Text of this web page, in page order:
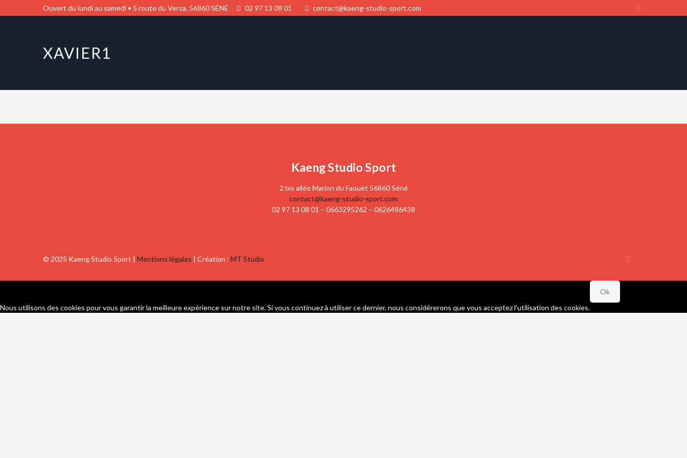
Ouvert du lundi au samedi • 5 route du Versa, 56860 SÉNÉ 02 97 13 08 01 contact@kaeng-studio-sport.com
XAVIER1
Kaeng Studio Sport
2 bis allée Marion du Faouët 56860 Séné
contact@kaeng-studio-sport.com
02 97 13 08 01 – 0663295262 – 0626486438
© 2025 Kaeng Studio Sport | Mentions légales | Création : MT Studio
Nous utilisons des cookies pour vous garantir la meilleure expérience sur notre site. Si vous continuez à utiliser ce dernier, nous considérerons que vous acceptez l'utilisation des cookies.
Ok